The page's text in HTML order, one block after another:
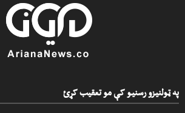
په ټولنیزو رسنیو کې مو تعقیب کړئ